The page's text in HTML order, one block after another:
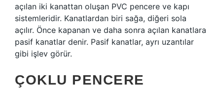
açılan iki kanattan oluşan PVC pencere ve kapı
sistemleridir. Kanatlardan biri sağa, diğeri sola
açılır. Önce kapanan ve daha sonra açılan kanatlara
pasif kanatlar denir. Pasif kanatlar, ayrı uzantılar
gibi işlev görür.
ÇOKLU PENCERE